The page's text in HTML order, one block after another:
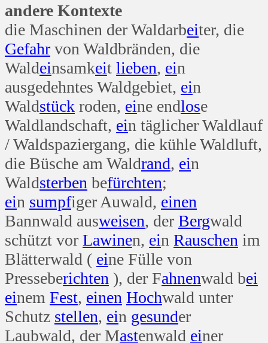
andere Kontexte
die Maschinen der Waldarbeiter, die
Gefahr von Waldbränden, die
Waldeinsamkeit lieben, ein
ausgedehntes Waldgebiet, ein
Waldstück roden, eine endlose
Waldlandschaft, ein täglicher Waldlauf
/ Waldspaziergang, die kühle Waldluft,
die Büsche am Waldrand, ein
Waldsterben befürchten;
ein sumpfiger Auwald, einen
Bannwald ausweisen, der Bergwald
schützt vor Lawinen, ein Rauschen im
Blätterwald ( eine Fülle von
Presseberichten ), der Fahnenwald bei
einem Fest, einen Hochwald unter
Schutz stellen, ein gesunder
Laubwald, der Mastenwald einer